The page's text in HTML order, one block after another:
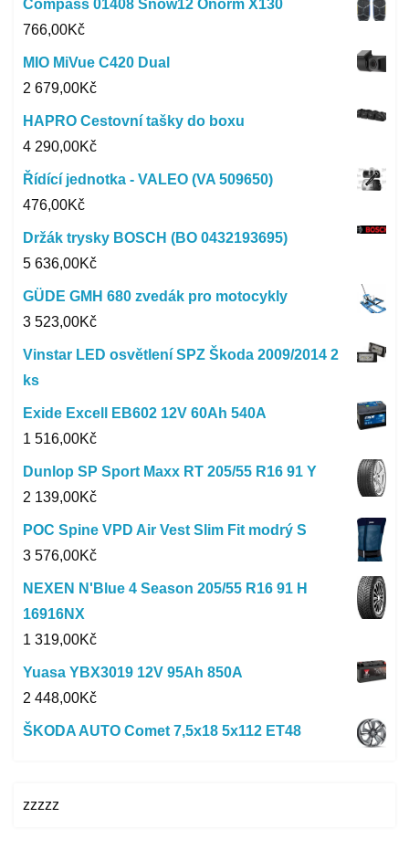
Compass 01408 Snow12 Önorm X130
766,00Kč
MIO MiVue C420 Dual
2 679,00Kč
HAPRO Cestovní tašky do boxu
4 290,00Kč
Řídící jednotka - VALEO (VA 509650)
476,00Kč
Držák trysky BOSCH (BO 0432193695)
5 636,00Kč
GÜDE GMH 680 zvedák pro motocykly
3 523,00Kč
Vinstar LED osvětlení SPZ Škoda 2009/2014 2
ks
Exide Excell EB602 12V 60Ah 540A
1 516,00Kč
Dunlop SP Sport Maxx RT 205/55 R16 91 Y
2 139,00Kč
POC Spine VPD Air Vest Slim Fit modrý S
3 576,00Kč
NEXEN N'Blue 4 Season 205/55 R16 91 H
16916NX
1 319,00Kč
Yuasa YBX3019 12V 95Ah 850A
2 448,00Kč
ŠKODA AUTO Comet 7,5x18 5x112 ET48
zzzzz